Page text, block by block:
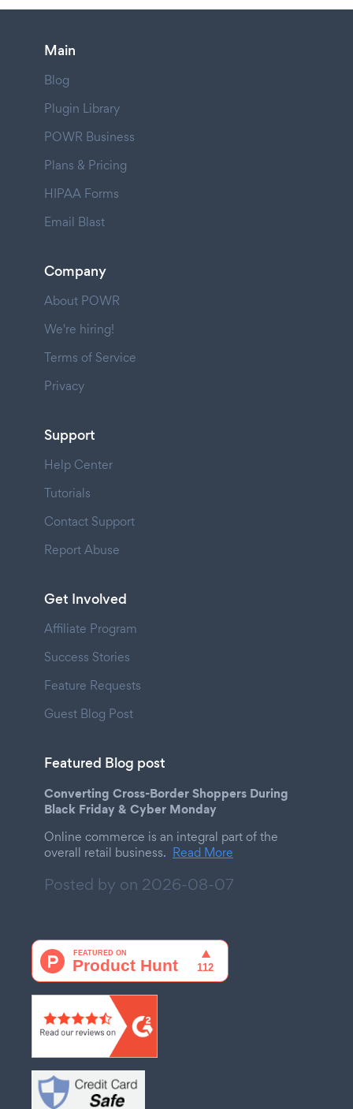
Main
Blog
Plugin Library
POWR Business
Plans & Pricing
HIPAA Forms
Email Blast
Company
About POWR
We're hiring!
Terms of Service
Privacy
Support
Help Center
Tutorials
Contact Support
Report Abuse
Get Involved
Affiliate Program
Success Stories
Feature Requests
Guest Blog Post
Featured Blog post
Converting Cross-Border Shoppers During
Black Friday & Cyber Monday
Online commerce is an integral part of the
overall retail business. Read More
Posted by on 2026-08-07